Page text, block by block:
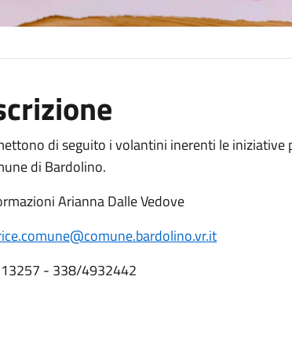
di seguito i volantini inerenti le iniziative
di Bardolino.
Arianna Dalle Vedove
- 338/4932442